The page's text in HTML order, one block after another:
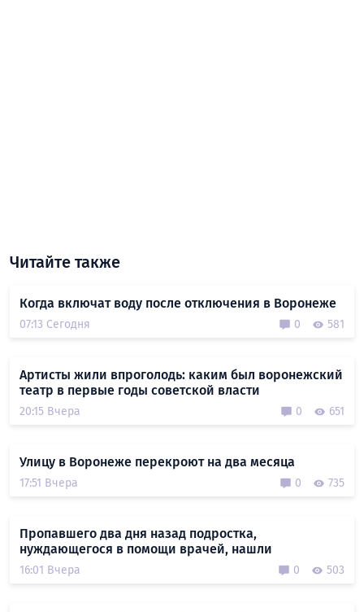
Читайте также
Когда включат воду после отключения в Воронеже
07:13 Сегодня 0 581
Артисты жили впроголодь: каким был воронежский
театр в первые годы советской власти
20:15 Вчера 0 651
Улицу в Воронеже перекроют на два месяца
17:51 Вчера 0 735
Пропавшего два дня назад подростка,
нуждающегося в помощи врачей, нашли
16:01 Вчера 0 503